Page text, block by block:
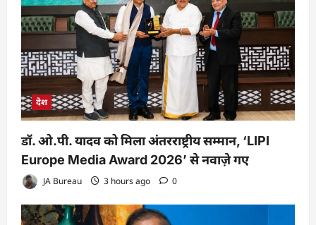
देश
डॉ. ओ.पी. यादव को मिला अंतरराष्ट्रीय सम्मान, ‘LIPI
Europe Media Award 2026’ से नवाज़े गए
JA Bureau 3 hours ago 0